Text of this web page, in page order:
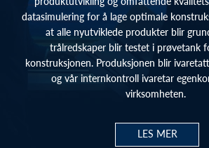
datasimulering for å lage optimale
at alle nyutviklede produkter blir
trålredskaper blir testet i prøvetank
konstruksjonen. Produksjonen blir
og vår internkontroll ivaretar
virksomheten.